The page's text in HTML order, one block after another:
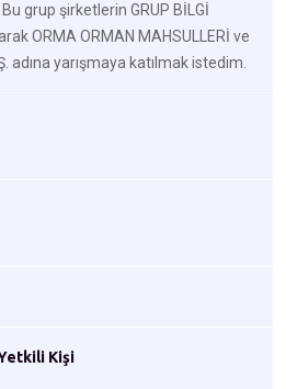
grup şirketlerin GRUP BİLGİ
ORMA ORMAN MAHSULLERİ ve
adına yarışmaya katılmak istedim.
Kişi